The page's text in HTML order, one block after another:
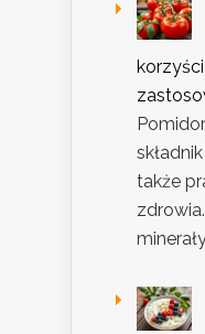
także